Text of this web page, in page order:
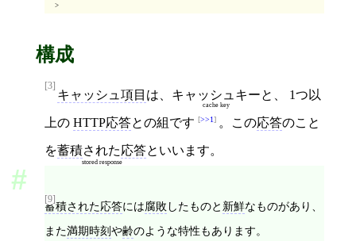
>
構成
[3]
キャッシュ項目 は、 キャッシュキー
cache key
と、 1つ以
上の HTTP応答との組です >>1 。この応答のこと
を蓄積された応答
stored response
といいます。
[9]
蓄積された応答には腐敗 したものと 新鮮なものがあり、
また満期時刻や齢のような特性もあります。